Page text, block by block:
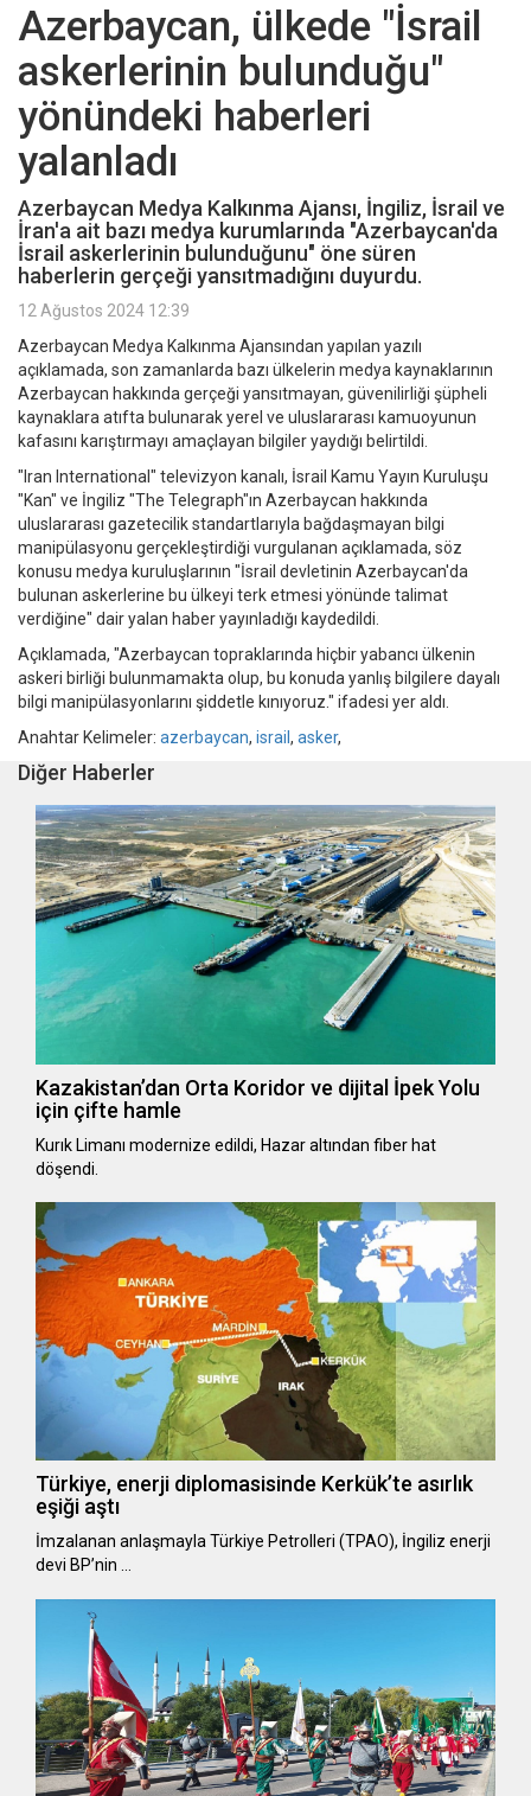
Azerbaycan, ülkede "İsrail
askerlerinin bulunduğu"
yönündeki haberleri
yalanladı
Azerbaycan Medya Kalkınma Ajansı, İngiliz, İsrail ve
İran'a ait bazı medya kurumlarında "Azerbaycan'da
İsrail askerlerinin bulunduğunu" öne süren
haberlerin gerçeği yansıtmadığını duyurdu.
12 Ağustos 2024 12:39
Azerbaycan Medya Kalkınma Ajansından yapılan yazılı
açıklamada, son zamanlarda bazı ülkelerin medya kaynaklarının
Azerbaycan hakkında gerçeği yansıtmayan, güvenilirliği şüpheli
kaynaklara atıfta bulunarak yerel ve uluslararası kamuoyunun
kafasını karıştırmayı amaçlayan bilgiler yaydığı belirtildi.
"Iran International" televizyon kanalı, İsrail Kamu Yayın Kuruluşu
"Kan" ve İngiliz "The Telegraph"ın Azerbaycan hakkında
uluslararası gazetecilik standartlarıyla bağdaşmayan bilgi
manipülasyonu gerçekleştirdiği vurgulanan açıklamada, söz
konusu medya kuruluşlarının "İsrail devletinin Azerbaycan'da
bulunan askerlerine bu ülkeyi terk etmesi yönünde talimat
verdiğine" dair yalan haber yayınladığı kaydedildi.
Açıklamada, "Azerbaycan topraklarında hiçbir yabancı ülkenin
askeri birliği bulunmamakta olup, bu konuda yanlış bilgilere dayalı
bilgi manipülasyonlarını şiddetle kınıyoruz." ifadesi yer aldı.
Anahtar Kelimeler: azerbaycan, israil , asker,
Diğer Haberler
Kazakistan’dan Orta Koridor ve dijital İpek Yolu
için çifte hamle
Kurık Limanı modernize edildi, Hazar altından fiber hat
döşendi.
Türkiye, enerji diplomasisinde Kerkük’te asırlık
eşiği aştı
İmzalanan anlaşmayla Türkiye Petrolleri (TPAO), İngiliz enerji
devi BP’nin …